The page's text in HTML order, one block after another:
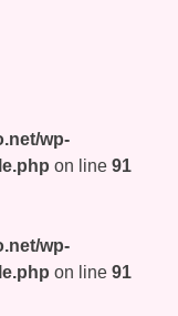
wp-
on line 91
wp-
on line 91